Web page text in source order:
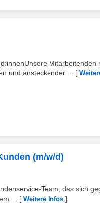
und ansteckender ...
[
(m/w/d)
Team, das sich
...
[ Weitere Infos ]